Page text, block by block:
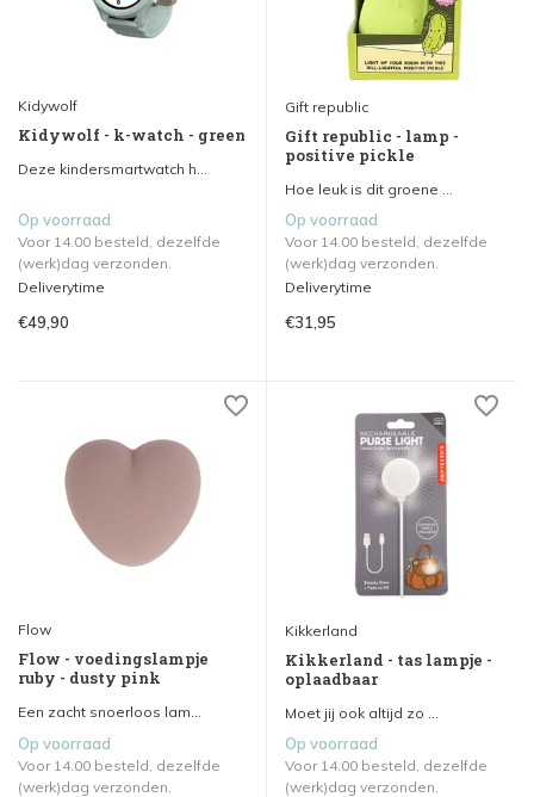
Kidywolf
Kidywolf - k-watch - green
Deze kindersmartwatch h...
Op voorraad
Voor 14.00 besteld, dezelfde
(werk)dag verzonden.
Deliverytime
€49,90
Gift republic
Gift republic - lamp -
positive pickle
Hoe leuk is dit groene ...
Op voorraad
Voor 14.00 besteld, dezelfde
(werk)dag verzonden.
Deliverytime
€31,95
Flow
Flow - voedingslampje
ruby - dusty pink
Een zacht snoerloos lam...
Op voorraad
Voor 14.00 besteld, dezelfde
(werk)dag verzonden.
Kikkerland
Kikkerland - tas lampje -
oplaadbaar
Moet jij ook altijd zo ...
Op voorraad
Voor 14.00 besteld, dezelfde
(werk)dag verzonden.